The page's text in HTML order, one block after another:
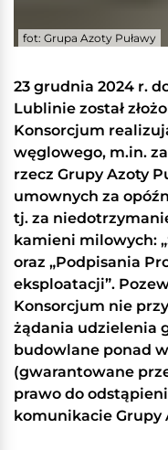
fot: Grupa Azoty Puławy
23 grudnia 2024 r.
Lublinie został
Konsorcjum
węglowego, m.in.
rzecz Grupy Azoty
umownych za
tj. za
kamieni milowych:
oraz „Podpisania
eksploatacji”.
Konsorcjum nie
żądania udzielenia
budowlane ponad
(gwarantowane
prawo do
komunikacie Grupy